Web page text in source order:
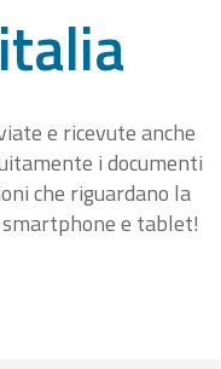
e ricevute anche
i documenti
che riguardano la
e tablet!